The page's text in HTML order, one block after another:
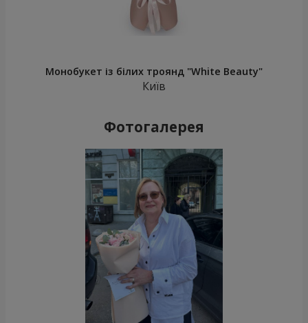
Монобукет із білих троянд "White Beauty"
Київ
Фотогалерея